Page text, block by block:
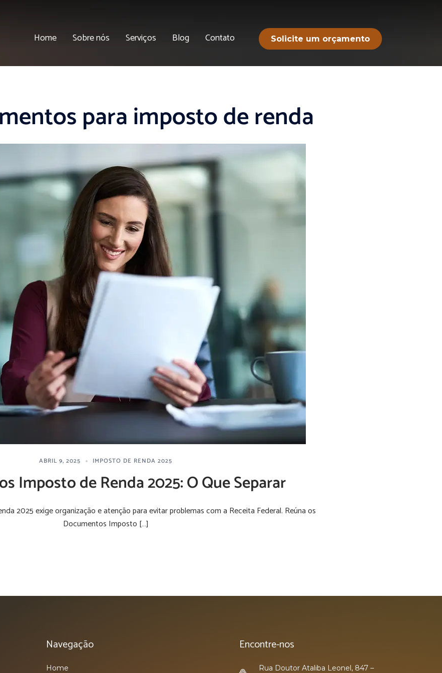
Home Sobre nós Serviços Blog Contato Solicite um orçamento
para imposto de renda
ABRIL 9, 2025 IMPOSTO DE RENDA 2025
Imposto de Renda 2025: O Que Separar
2025 exige organização e atenção para evitar problemas com a Receita Federal. Reúna os
Documentos Imposto […]
Navegação
Home
Encontre-nos
Rua Doutor Ataliba Leonel, 847 –